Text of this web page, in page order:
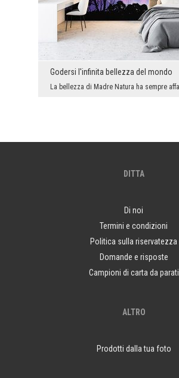
Godersi l'infinita bellezza del mondo
DITTA
Di noi
Termini e condizioni
Politica sulla riservatezza
Domande e risposte
Campioni di carta da parati
ALTRO
Prodotti dalla tua foto